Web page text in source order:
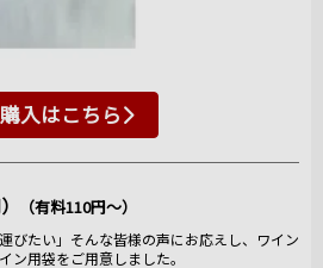
入はこちら
（有料110円～）
びたい」そんな皆様の声にお応えし、ワイン
ン用袋をご用意しました。